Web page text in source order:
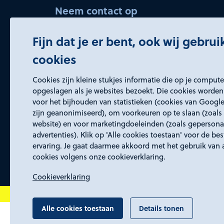
Fijn dat je er bent, ook wij
cookies
Cookies zijn kleine stukjes informatie die op je
opgeslagen als je websites bezoekt. Die cookies
voor het bijhouden van statistieken (cookies van
zijn geanonimiseerd), om voorkeuren op te slaan (zoals
website) en voor marketingdoeleinden (zoals
advertenties). Klik op 'Alle cookies toestaan' voor de
ervaring. Je gaat daarmee akkoord met het gebruik van
cookies volgens onze cookieverklaring.
Cookieverklaring
Alle cookies toestaan Details tonen
Neem contact op
045 5437150 (keuze 2)
Openingstijden
Wij zijn elke werkdag bereikbaar van
8:30 tot 17:00 uur.